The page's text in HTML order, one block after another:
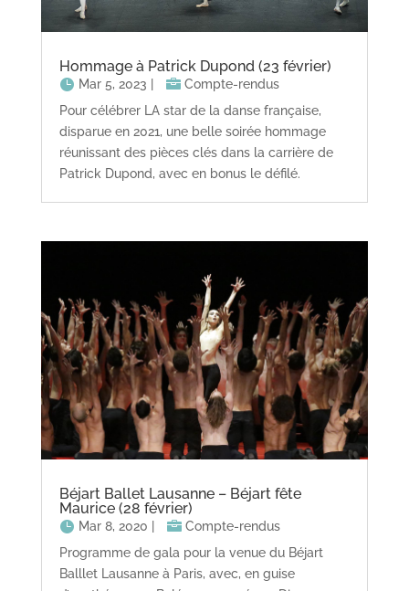
Hommage à Patrick Dupond (23 février)
Mar 5, 2023 |
Compte-rendus
Pour célébrer LA star de la danse française,
disparue en 2021, une belle soirée hommage
réunissant des pièces clés dans la carrière de
Patrick Dupond, avec en bonus le défilé.
Béjart Ballet Lausanne – Béjart fête
Maurice (28 février)
Mar 8, 2020 |
Compte-rendus
Programme de gala pour la venue du Béjart
Balllet Lausanne à Paris, avec, en guise